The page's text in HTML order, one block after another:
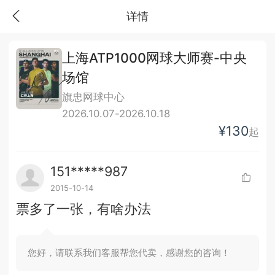
详情
上海ATP1000网球大师赛-中央
场馆
旗忠网球中心
2026.10.07-2026.10.18
¥130起
151*****987
2015-10-14
票多了一张，有啥办法
您好，请联系我们客服帮您代卖，感谢您的咨询！